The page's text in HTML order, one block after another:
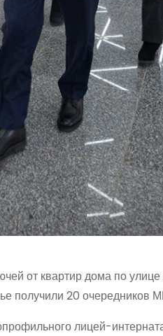
от квартир дома по
получили 20 очередников
лицей-